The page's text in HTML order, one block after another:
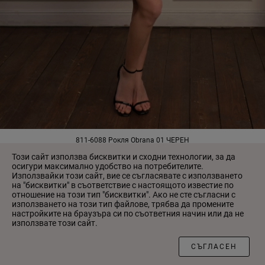
811-6088 Рокля Obrana 01 ЧЕРЕН
НОВО НОВО
Този сайт използва бисквитки и сходни технологии, за да
осигури максимално удобство на потребителите.
Използвайки този сайт, вие се съгласявате с използването
на "бисквитки" в съответствие с настоящото известие по
отношение на този тип "бисквитки". Ако не сте съгласни с
използването на този тип файлове, трябва да промените
настройките на браузъра си по съответния начин или да не
използвате този сайт.
СЪГЛАСЕН